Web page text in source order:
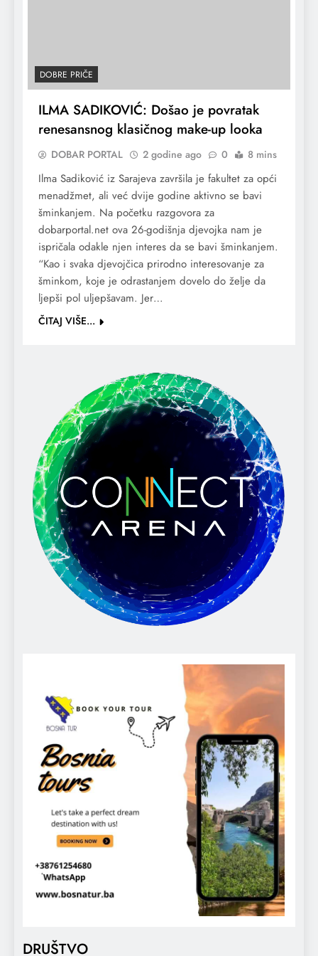
DOBRE PRIČE
ILMA SADIKOVIĆ: Došao je povratak
renesansnog klasičnog make-up looka
DOBAR PORTAL 2 godine ago 0 8 mins
Ilma Sadiković iz Sarajeva završila je fakultet za opći
menadžmet, ali već dvije godine aktivno se bavi
šminkanjem. Na početku razgovora za
dobarportal.net ova 26-godišnja djevojka nam je
ispričala odakle njen interes da se bavi šminkanjem.
“Kao i svaka djevojčica prirodno interesovanje za
šminkom, koje je odrastanjem dovelo do želje da
ljepši pol uljepšavam. Jer…
ČITAJ VIŠE...
DRUŠTVO